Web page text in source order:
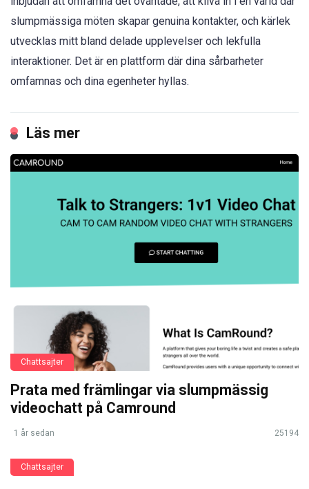
slumpmässiga möten skapar genuina kontakter, och kärlek
utvecklas mitt bland delade upplevelser och lekfulla
interaktioner. Det är en plattform där dina sårbarheter
omfamnas och dina egenheter hyllas.
Läs mer
Chattsajter
Prata med främlingar via slumpmässig
videochatt på Camround
1 år sedan 25194
Chattsajter